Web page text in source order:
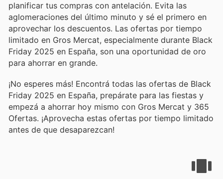
planificar tus compras con antelación. Evita las
aglomeraciones del último minuto y sé el primero en
aprovechar los descuentos. Las ofertas por tiempo
limitado en Gros Mercat, especialmente durante Black
Friday 2025 en España, son una oportunidad de oro
para ahorrar en grande.
¡No esperes más! Encontrá todas las ofertas de Black
Friday 2025 en España, prepárate para las fiestas y
empezá a ahorrar hoy mismo con Gros Mercat y 365
Ofertas. ¡Aprovecha estas ofertas por tiempo limitado
antes de que desaparezcan!